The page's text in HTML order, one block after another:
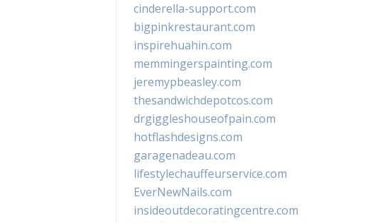
cinderella-support.com
bigpinkrestaurant.com
inspirehuahin.com
memmingerspainting.com
jeremypbeasley.com
thesandwichdepotcos.com
drgiggleshouseofpain.com
hotflashdesigns.com
garagenadeau.com
lifestylechauffeurservice.com
EverNewNails.com
insideoutdecoratingcentre.com